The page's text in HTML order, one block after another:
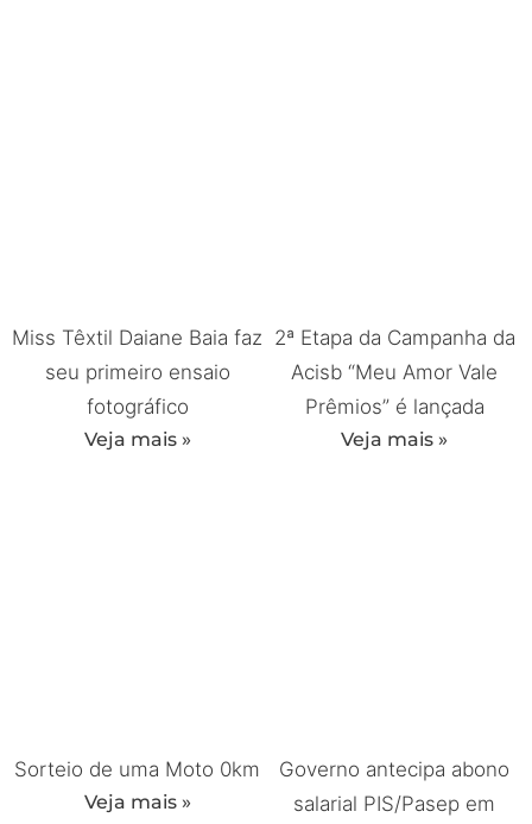
Miss Têxtil Daiane Baia faz
seu primeiro ensaio
fotográfico
Veja mais »
2ª Etapa da Campanha da
Acisb “Meu Amor Vale
Prêmios” é lançada
Veja mais »
Sorteio de uma Moto 0km
Veja mais »
Governo antecipa abono
salarial PIS/Pasep em